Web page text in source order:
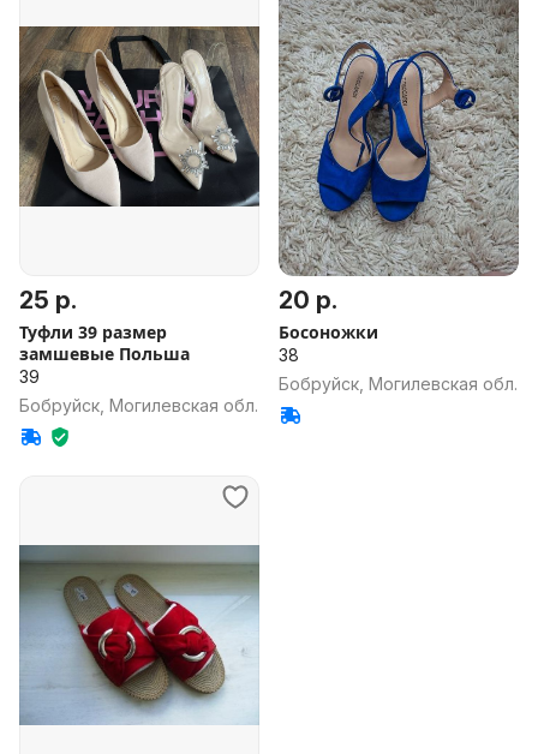
25 р.
Туфли 39 размер
замшевые Польша
39
Бобруйск, Могилевская обл.
20 р.
Босоножки
38
Бобруйск, Могилевская обл.